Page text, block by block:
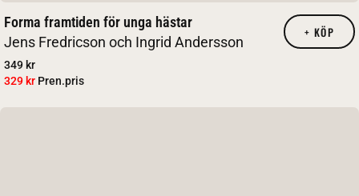
Forma framtiden för unga hästar
Jens Fredricson och Ingrid Andersson
349 kr
329 kr Pren.pris
+ KÖP